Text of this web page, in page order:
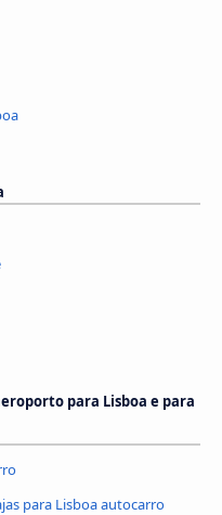
para Lisboa e para
para Lisboa autocarro